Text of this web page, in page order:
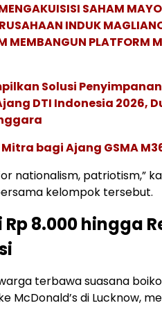
SAHAM
INDUK
MEMBANGUN PLATFORM
Solusi
DTI Indonesia 2026,
bagi Ajang GSMA
nationalism, patriotism,”
kelompok tersebut.
Rp 8.000 hingga
terbawa suasana
McDonald’s di Lucknow,